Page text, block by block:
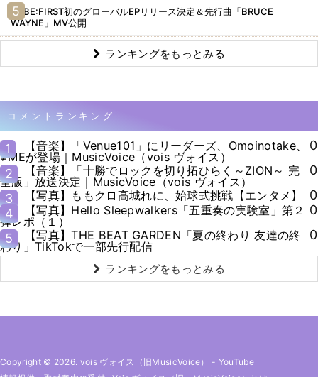
BE:FIRST初のグローバルEPリリース決定＆先行曲「BRUCE
WAYNE」MV公開
ランキングをもっとみる
コメントランキング
1
【音楽】「Venue101」にリーダーズ、Omoinotake、
≠MEが登場｜MusicVoice（vois ヴォイス）
0
2
【音楽】「十勝でロックを切り拓ひらく～ZION～ 完
全版」放送決定｜MusicVoice（vois ヴォイス）
0
3
【写真】ももクロ高城れに、始球式挑戦【エンタメ】
0
4
【写真】Hello Sleepwalkers「五重奏の実験室」第２
弾レポ（１）
0
5
【写真】THE BEAT GARDEN「夏の終わり 友達の終
わり」TikTokで一部先行配信
0
ランキングをもっとみる
Copyright © 2026. vois ヴォイス（旧MusicVoice） - YouTube